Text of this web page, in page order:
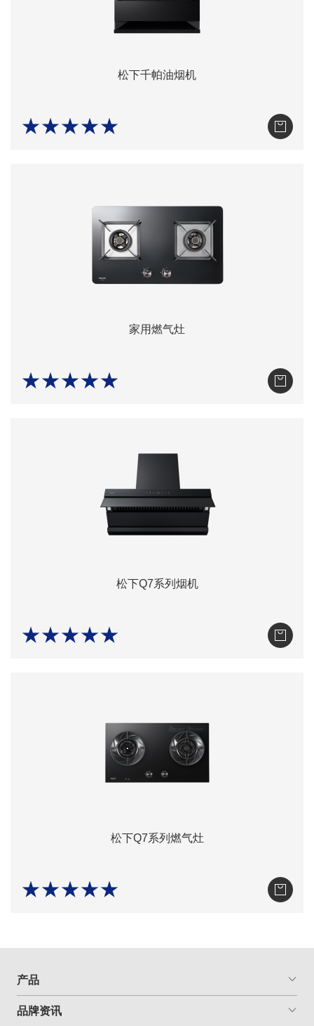
松下千帕油烟机
★★★★★
家用燃气灶
★★★★★
松下Q7系列烟机
★★★★★
松下Q7系列燃气灶
★★★★★
产品
品牌资讯